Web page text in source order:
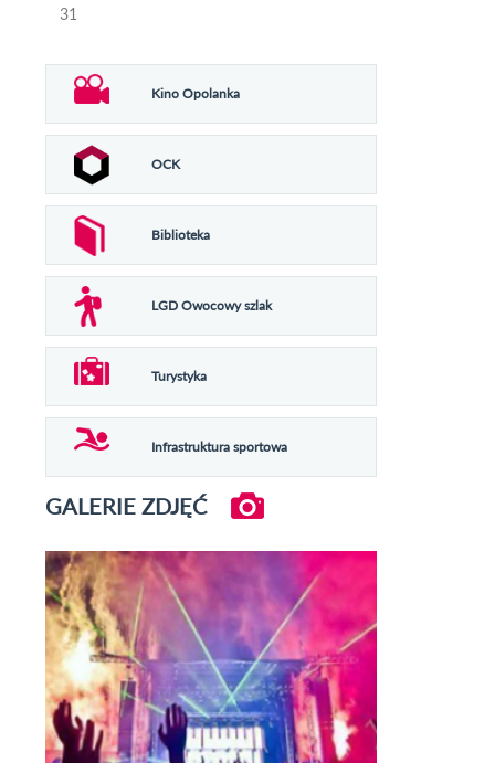
31
Kino Opolanka
OCK
Biblioteka
LGD Owocowy szlak
Turystyka
Infrastruktura sportowa
GALERIE ZDJĘĆ